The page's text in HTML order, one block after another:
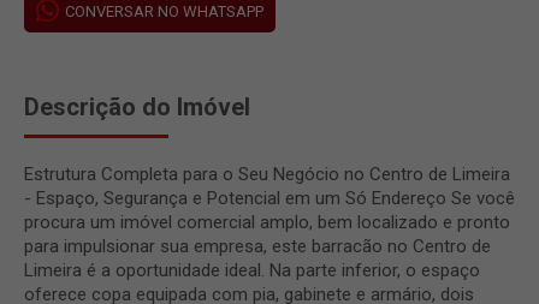
CONVERSAR NO WHATSAPP
Descrição do Imóvel
Estrutura Completa para o Seu Negócio no Centro de Limeira
- Espaço, Segurança e Potencial em um Só Endereço Se você
procura um imóvel comercial amplo, bem localizado e pronto
para impulsionar sua empresa, este barracão no Centro de
Limeira é a oportunidade ideal. Na parte inferior, o espaço
oferece copa equipada com pia, gabinete e armário, dois